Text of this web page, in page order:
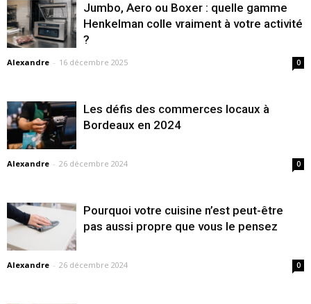
Jumbo, Aero ou Boxer : quelle gamme
Henkelman colle vraiment à votre activité
?
Alexandre - 16 décembre 2025 0
Les défis des commerces locaux à
Bordeaux en 2024
Alexandre - 26 décembre 2024 0
Pourquoi votre cuisine n’est peut-être
pas aussi propre que vous le pensez
Alexandre - 26 décembre 2024 0